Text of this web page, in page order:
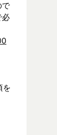
で
必
を